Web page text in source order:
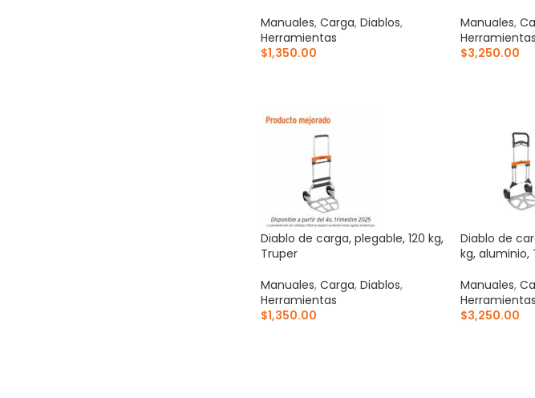
Manuales, Carga, Diablos,
Herramientas
$1,350.00
Manuales,
Herramientas
$3,250.00
Diablo de carga, plegable, 120 kg,
Truper
Manuales, Carga, Diablos,
Herramientas
$1,350.00
Diablo de
kg, aluminio,
Manuales,
Herramientas
$3,250.00